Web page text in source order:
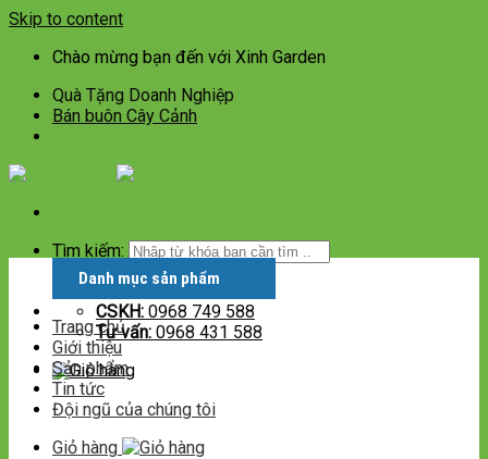
Skip to content
Chào mừng bạn đến với Xinh Garden
Quà Tặng Doanh Nghiệp
Bán buôn Cây Cảnh
Tìm kiếm:
CSKH: 0968 749 588
Tư vấn: 0968 431 588
Danh mục sản phẩm
Trang chủ
Giới thiệu
Sản phẩm
Tin tức
Đội ngũ của chúng tôi
Giỏ hàng